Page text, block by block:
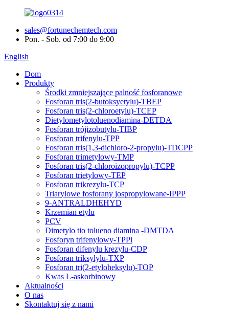
sales@fortunechemtech.com
Pon. - Sob. od 7:00 do 9:00
English
Dom
Produkty
Środki zmniejszające palność fosforanowe
Fosforan tris(2-butoksyetylu)-TBEP
Fosforan tris(2-chloroetylu)-TCEP
Dietylometylotoluenodiamina-DETDA
Fosforan trójizobutylu-TIBP
Fosforan trifenylu-TPP
Fosforan tris(1,3-dichloro-2-propylu)-TDCPP
Fosforan trimetylowy-TMP
Fosforan tris(2-chloroizopropylu)-TCPP
Fosforan trietylowy-TEP
Fosforan trikrezylu-TCP
Triarylowe fosforany jospropylowane-IPPP
9-ANTRALDHEHYD
Krzemian etylu
PCV
Dimetylo tio tolueno diamina -DMTDA
Fosforyn trifenylowy-TPPi
Fosforan difenylu krezylu-CDP
Fosforan triksylylu-TXP
Fosforan tri(2-etyloheksylu)-TOP
Kwas L-askorbinowy
Aktualności
O nas
Skontaktuj się z nami